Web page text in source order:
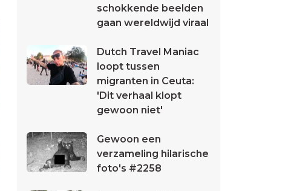
schokkende beelden
gaan wereldwijd viraal
Dutch Travel Maniac
loopt tussen
migranten in Ceuta:
'Dit verhaal klopt
gewoon niet'
Gewoon een
verzameling hilarische
foto's #2258